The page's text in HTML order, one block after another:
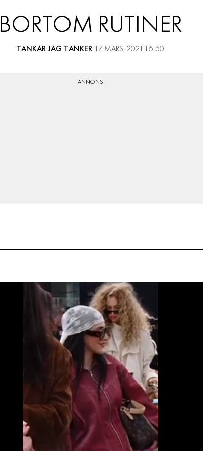
PRENUMERERA
BORTOM RUTINER
TANKAR JAG TÄNKER 17 MARS, 2021 16:50